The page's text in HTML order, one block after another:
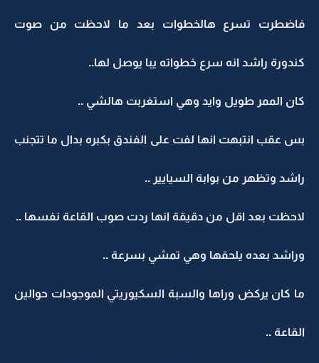
فاضطرت تسرع هالخطوات بعد ما لاحظت من صوت
كندورة راشد انه سرع خطواته يبا يوصل لها..
كان الممر طويل وايد وهي استغربت هالشي ..
بس عقب انتبهت انها لفت على الفندق بكبره بدال ما تتجنب
راشد وتظهر من بوابة السيايير ..
لاحظت بعد اقل من دقيقة انها ردت صوب القاعة نفسها ..
وراشد بعده يلحقها وهي تمشي بسرعة ..
ما كان يركض وراها والسبة السكيوريتي الموجودات حوالين
القاعة ..